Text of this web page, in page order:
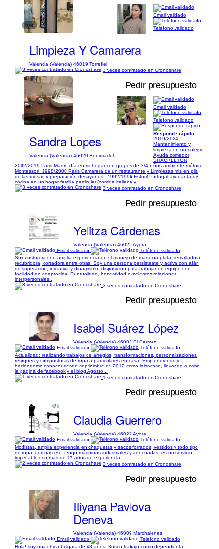
1/3
Limpieza Y Camarera
Valencia (Valencia) 46019 Torrefiel
Email validado
Teléfono validado
3 veces contratado en Cronoshare
1/8
Pedir presupuesto
Sandra Lopes
Valencia (Valencia) 46020 Benimaclet
Email validado
Teléfono validado
Responde rápido
2019/2024
Mantenimiento y
limpieza en un colegio
Ayuda comedor
SHACKLETON
2002/2019 Paris Madre día en mi hogar con grupos de 3/4 niños ambiente método
Montessori. 1998/2000 Paris Camarera de un restaurante y Limpiezas mis en plis
de las mesas y preparación desayunos.. 1992/1996 Estoril Portugal ayudanta de
cocina en un hogar familia particular.(comida italiana y...
3 veces contratado en Cronoshare
Pedir presupuesto
Yelitza Cárdenas
Valencia (Valencia) 46022 Ayora
Email validado
Teléfono validado
Soy costurera con amplia experiencia en el manejo de maquina plata, remalladora,
recubridora, cortadora entre otras. Soy una persona persistente y activa con afán
de superación, iniciativa y dinamismo, disposición para trabajar en equipo con
facilidad de adaptación. Puntualidad, honestidad excelentes relaciones
interpersonales..
3 veces contratado en Cronoshare
Pedir presupuesto
Isabel Suárez López
Valencia (Valencia) 46003 El Carmen
Email validado
Teléfono validado
Actualidad: realizando trabajos de arreglos, transformaciones, personalizaciones,
retoques y composturas de ropa a particulares en casa. Emprendiendo y
haciéndome conocer desde septiembre de 2012 como laisacose, llevando a cabo
la página de facebook y el blog Agosto...
1 veces contratado en Cronoshare
Pedir presupuesto
Claudia Guerrero
Valencia (Valencia) 46022 Ayora
Email validado
Teléfono validado
Modistas, amplia experiencia en chaquetas y sacos forrados, vestidos y todo tipo
de ropa, cortinas etc, tengo máquinas industriales y adecuadas, es un servicio
impecable con más de 17 años de experiencia .
2 veces contratado en Cronoshare
Pedir presupuesto
Iliyana Pavlova
Deneva
Valencia (Valencia) 46009 Marchalenes
Email validado
Teléfono validado
Hola! soy una chica bulgara de 48 años. Busco trabajo como dependienta,